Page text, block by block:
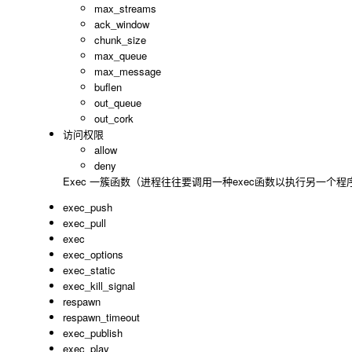
max_streams
ack_window
chunk_size
max_queue
max_message
buflen
out_queue
out_cork
访问权限
allow
deny
Exec 一簇函数（进程往往要调用一种exec函数以执行另一个程
exec_push
exec_pull
exec
exec_options
exec_static
exec_kill_signal
respawn
respawn_timeout
exec_publish
exec_play